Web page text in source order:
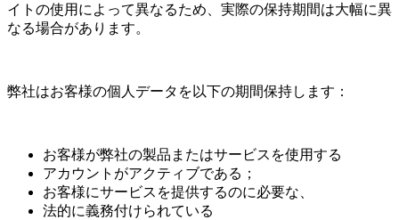
イトの使用によって異なるため、実際の保持期間は大幅に異
なる場合があります。
弊社はお客様の個人データを以下の期間保持します：
お客様が弊社の製品またはサービスを使用する
アカウントがアクティブである；
お客様にサービスを提供するのに必要な、
法的に義務付けられている